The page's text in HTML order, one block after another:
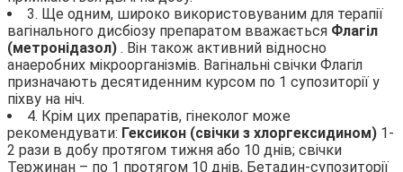
3. Ще одним, широко використовуваним для терапії
вагінального дисбіозу препаратом вважається Флагіл
(метронідазол) . Він також активний відносно
анаеробних мікроорганізмів. Вагінальні свічки Флагіл
призначають десятиденним курсом по 1 супозиторії у
піхву на ніч.
4. Крім цих препаратів, гінеколог може
рекомендувати: Гексикон (свічки з хлоргексидином) 1-
2 рази в добу протягом тижня або 10 днів; свічки
Тержинан – по 1 протягом 10 днів, Бетадин-супозиторії